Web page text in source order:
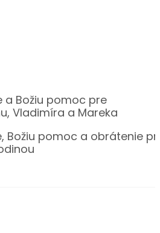
a Božiu pomoc pre
Vladimíra a Mareka
Božiu pomoc a obrátenie